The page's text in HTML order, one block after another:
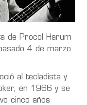
de Procol Harum
4 de marzo
al tecladista y
en 1966 y se
cinco años